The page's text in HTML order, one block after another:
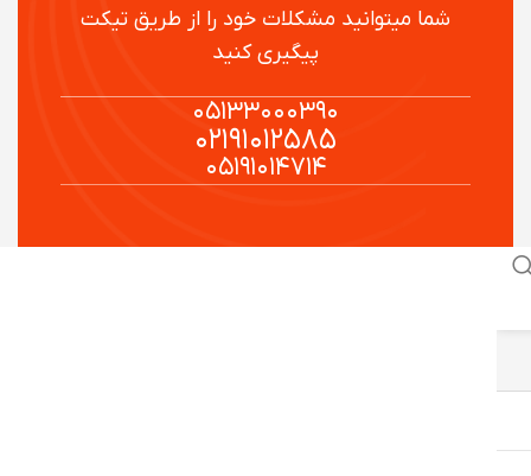
شما میتوانید مشکلات خود را از طریق تیکت
پیگیری کنید
۰۵۱۳۳۰۰۰۳۹۰
۰۲۱۹۱۰۱۲۵۸۵
۰۵۱۹۱۰۱۴۷۱۴